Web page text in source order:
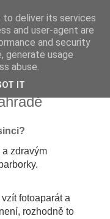
zahrady.
?
zdravým
fotoaparát a
rozhodně to
to deliver its services
and user-agent are
and security
generate usage
abuse.
IT